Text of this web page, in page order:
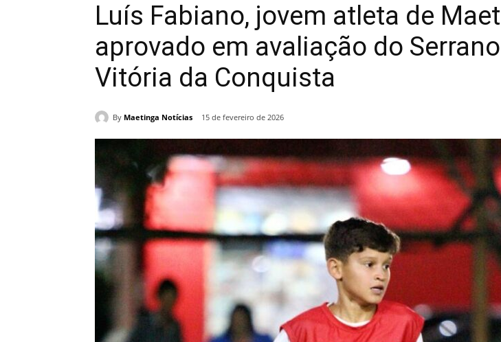
Luís Fabiano, jovem atleta de
aprovado em avaliação do
Vitória da Conquista
By Maetinga Notícias 15 de fevereiro de 2026